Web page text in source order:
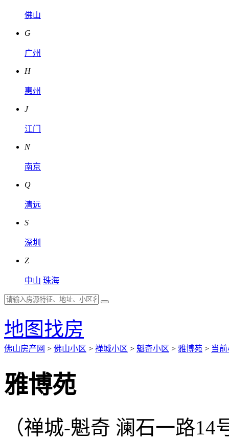
佛山
G
广州
H
惠州
J
江门
N
南京
Q
清远
S
深圳
Z
中山 珠海
地图找房
佛山房产网 > 佛山小区 > 禅城小区 > 魁奇小区 > 雅博苑 > 当
雅博苑
（禅城-魁奇 澜石一路14